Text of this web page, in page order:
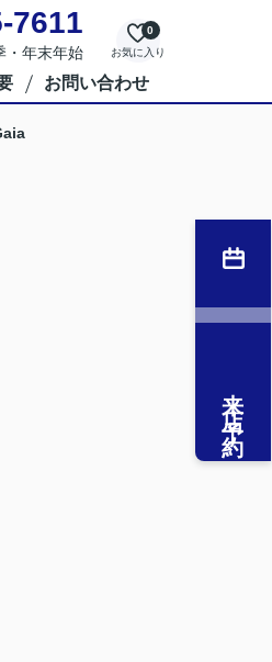
7611
年末年始 お気に入り
0
お問い合わせ
来店予約